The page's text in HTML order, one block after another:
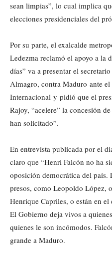
sean limpias”, lo cual implica
elecciones presidenciales del
Por su parte, el exalcalde
Ledezma reclamó el apoyo a la
días” va a presentar el
Almagro, contra Maduro ante
Internacional y pidió que el
Rajoy, “acelere” la concesión
han solicitado”.
En entrevista publicada por el
claro que “Henri Falcón no ha
oposición democrática del país.
presos, como Leopoldo López,
Henrique Capriles, o están en
El Gobierno deja vivos a
quienes le son incómodos.
grande a Maduro.